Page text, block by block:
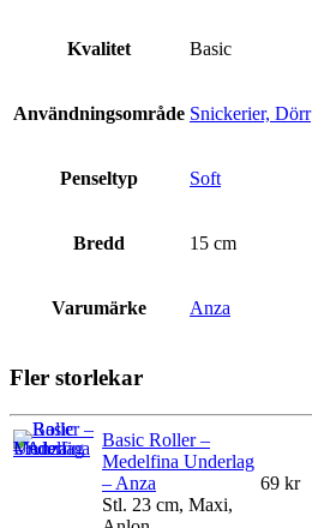
Kvalitet Basic
Användningsområde Snickerier, Dörr
Penseltyp Soft
Bredd 15 cm
Varumärke Anza
Fler storlekar
Basic Roller –
Medelfina Underlag
– Anza
Stl. 23 cm, Maxi,
69 kr